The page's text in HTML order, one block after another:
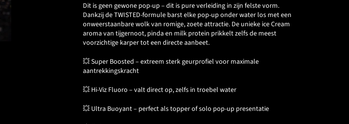
Dit is geen gewone pop-up – dit is pure verleiding in zijn felste vorm.
Dankzij de TWISTED-formule barst elke pop-up onder water los met een
onweerstaanbare wolk van romige, zoete attractie. De unieke ice Cream
aroma van tijgernoot, pinda en milk protein prikkelt zelfs de meest
voorzichtige karper tot een directe aanbeet.
💥 Super Boosted – extreem sterk geurprofiel voor maximale
aantrekkingskracht
💥 Hi-Viz Fluoro – valt direct op, zelfs in troebel water
💥 Ultra Buoyant – perfect als topper of solo pop-up presentatie